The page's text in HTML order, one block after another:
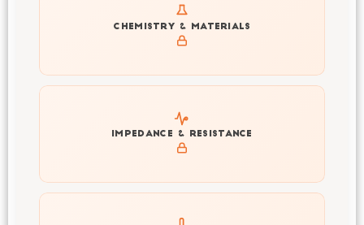
CHEMISTRY & MATERIALS
Get to know active materials for the INR4695P-G12P-
V1.1
IMPEDANCE & RESISTANCE
Explore impedance spectrum and DCIR (SOC, T) of
INR4695P-G12P-V1.1